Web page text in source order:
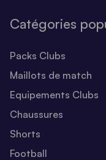
Catégories
Packs Clubs
Maillots de match
Equipements Clubs
Chaussures
Shorts
Football